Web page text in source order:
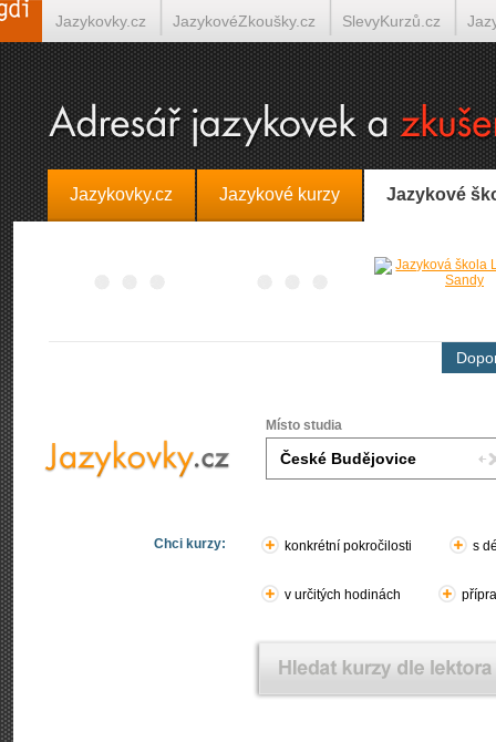
Jazykovky.cz Jazykové kurzy Jazykové
Místo studia
Chci kurzy: konkrétní pokročilosti s
v určitých hodinách
Jazykovky.cz JazykovéZkoušky.cz SlevyKurzů.cz
Španělština on-line Italština on-line Tlumočení-